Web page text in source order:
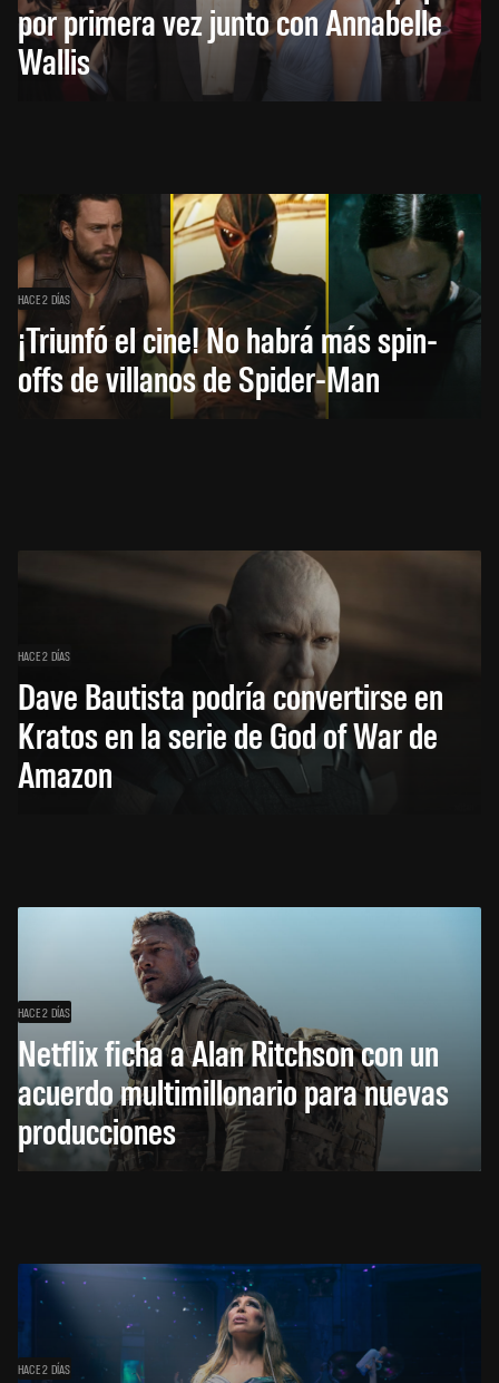
por primera vez junto con Annabelle
Wallis
HACE 2 DÍAS
¡Triunfó el cine! No habrá más spin-
offs de villanos de Spider-Man
HACE 2 DÍAS
Dave Bautista podría convertirse en
Kratos en la serie de God of War de
Amazon
HACE 2 DÍAS
Netflix ficha a Alan Ritchson con un
acuerdo multimillonario para nuevas
producciones
HACE 2 DÍAS